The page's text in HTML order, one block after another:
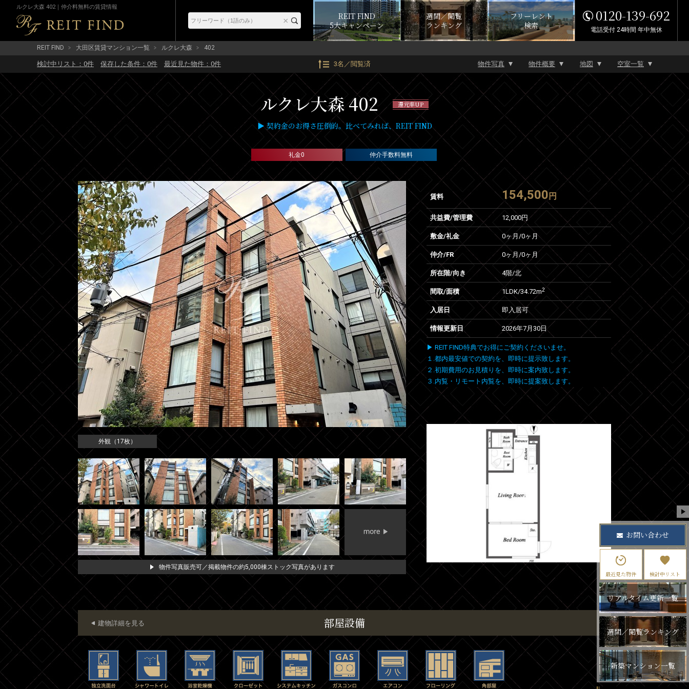
ルクレ大森 402｜仲介料無料の賃貸情報
REIT FIND
5大キャンペーン
週間／閲覧
ランキング
フリーレント
検索
0120-139-692
電話受付 24時間 年中無休
REIT FIND 大田区賃貸マンション一覧 ルクレ大森 402
検討中リスト： 0件 保存した条件： 0件 最近見た物件： 0件 3名／閲覧済 物件写真 物件概要 地図 空室一覧
ルクレ大森 402 還元率UP
▶ 契約金のお得さ圧倒的。比べてみれば、REIT FIND
礼金0 仲介手数料無料
外観（17枚）
物件写真販売可／掲載物件の約5,000棟ストック写真があります
賃料 154,500 円
共益費/管理費 12,000円
敷金/礼金 0ヶ月 /0ヶ月
仲介/FR 0ヶ月 /0ヶ月
所在階/向き 4階/北
間取/面積 1LDK/34.72m2
入居日 即入居可
情報更新日 2026年7月30日
▶ REIT FIND特典でお得にご契約くださいませ。
１.都内最安値での契約を、即時に提示致します。
２.初期費用のお見積りを、即時に案内致します。
３.内覧・リモート内覧を、即時に提案致します。
部屋設備
建物詳細を見る
お問い合わせ
最近見た物件 検討中リスト
リアルタイム更新一覧
週間／閲覧ランキング
新築マンション一覧